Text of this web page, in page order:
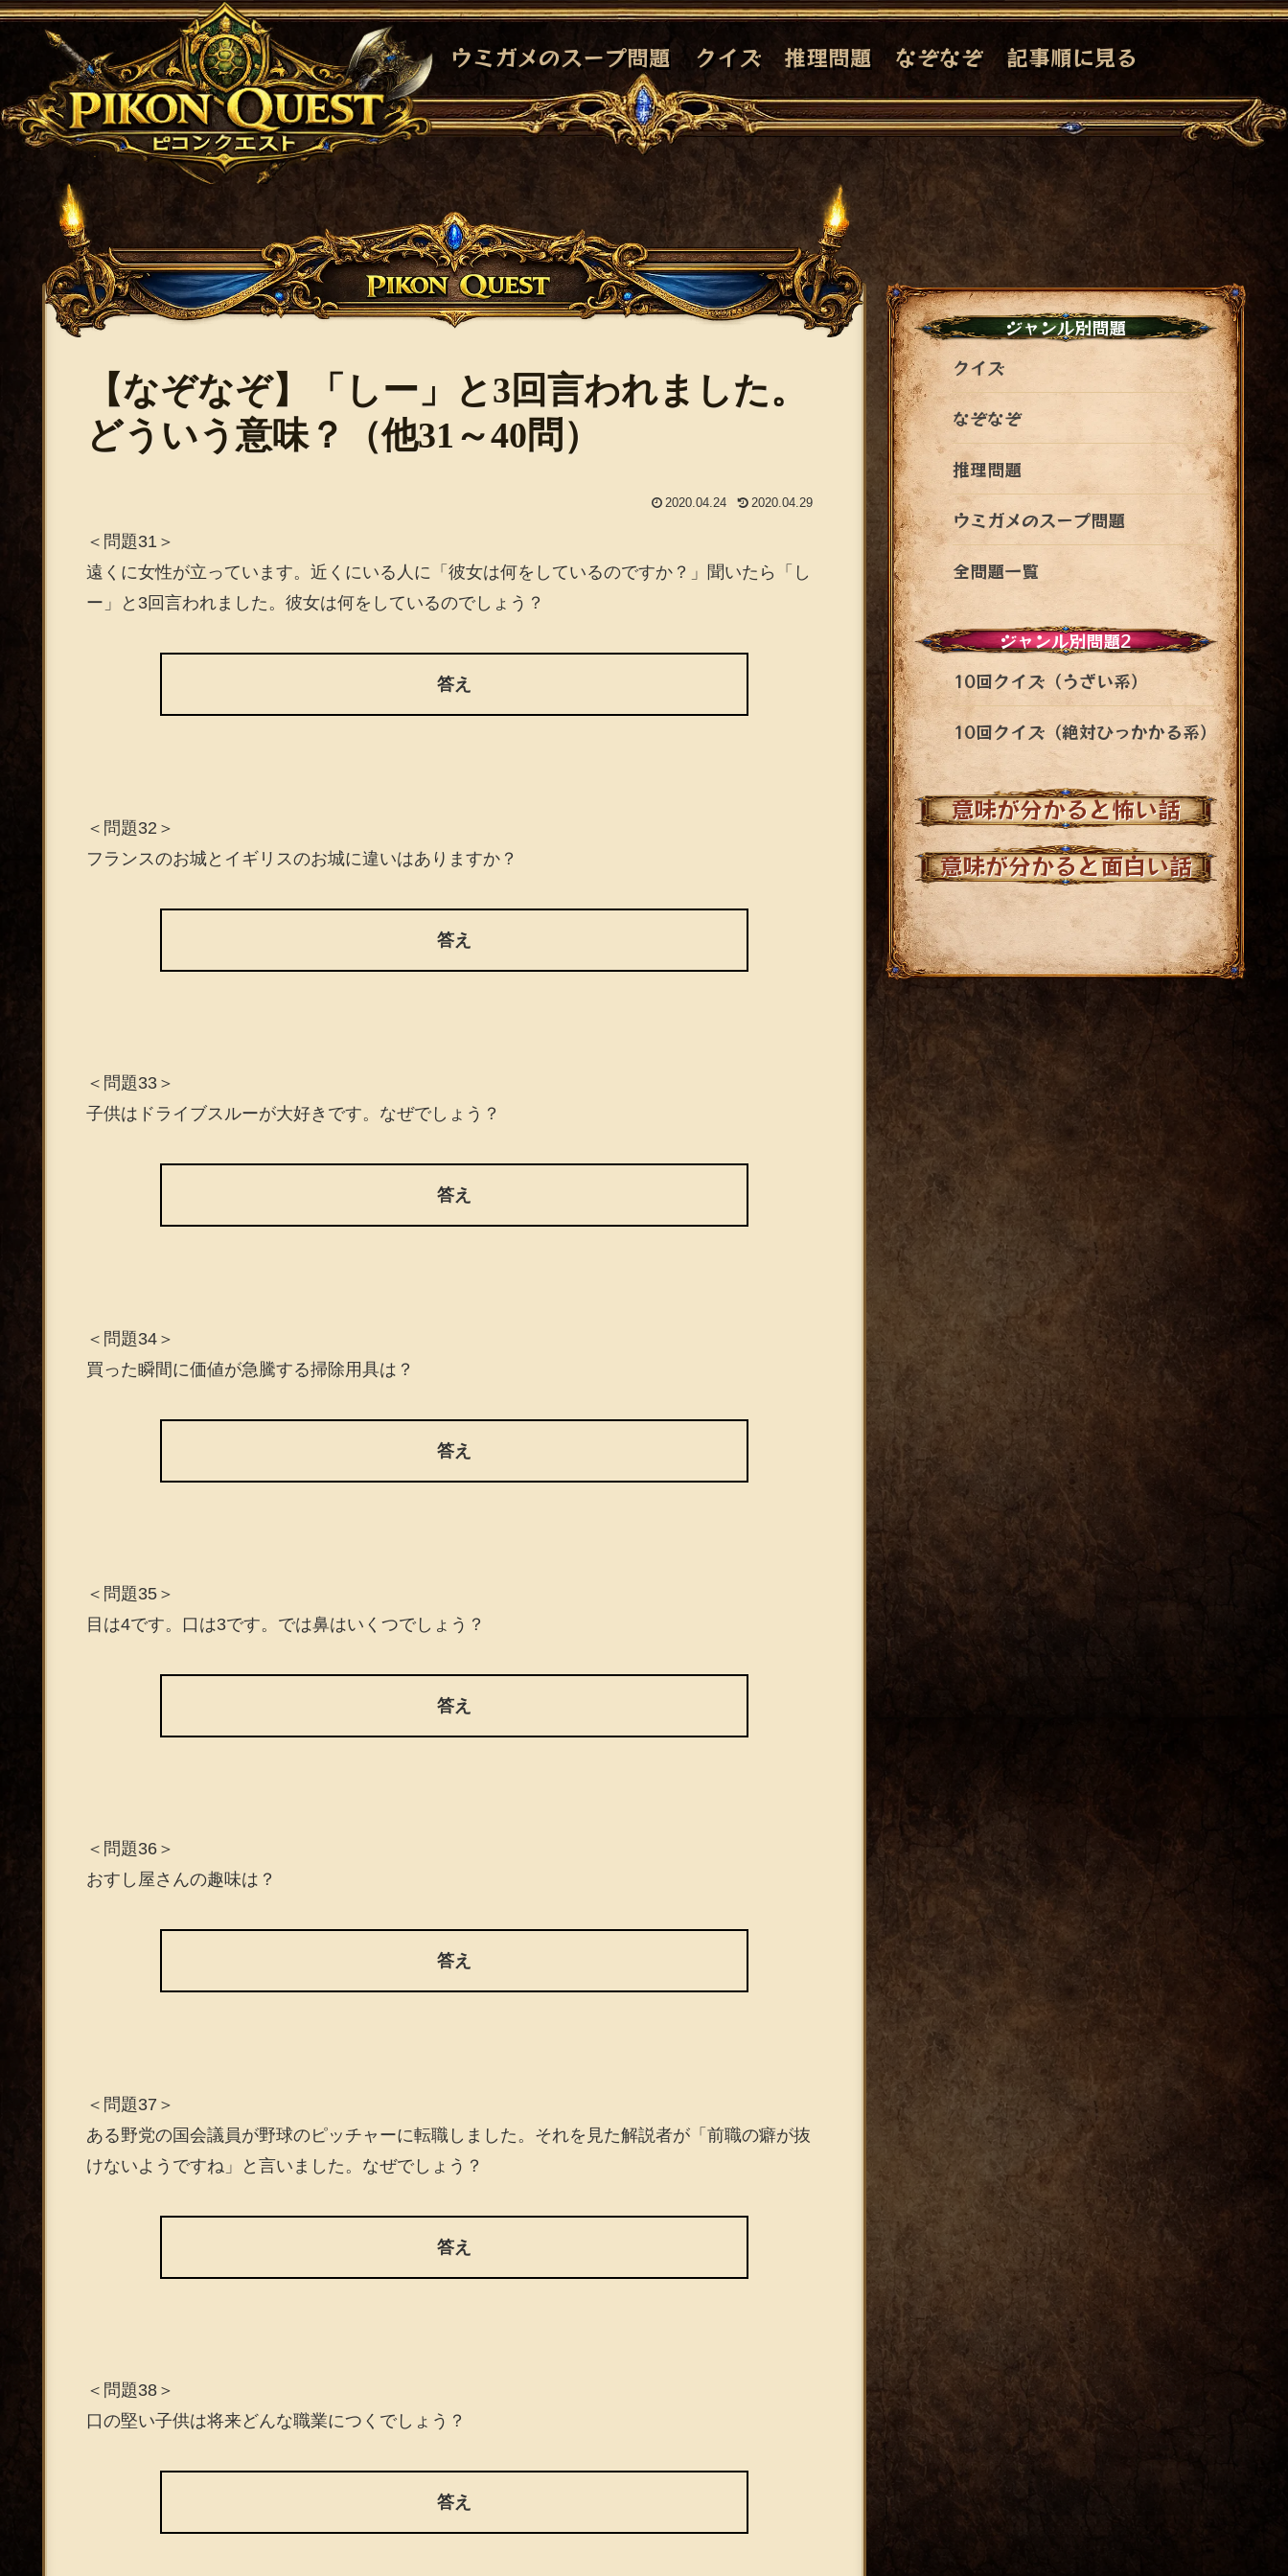
ウミガメのスープ問題 クイズ 推理問題 なぞなぞ 記事順に見る
【なぞなぞ】「しー」と3回言われました。
どういう意味？（他31～40問）
2020.04.24 2020.04.29
＜問題31＞
遠くに女性が立っています。近くにいる人に「彼女は何をしているのですか？」聞いたら「し
ー」と3回言われました。彼女は何をしているのでしょう？
答え
＜問題32＞
フランスのお城とイギリスのお城に違いはありますか？
答え
＜問題33＞
子供はドライブスルーが大好きです。なぜでしょう？
答え
＜問題34＞
買った瞬間に価値が急騰する掃除用具は？
答え
＜問題35＞
目は4です。口は3です。では鼻はいくつでしょう？
答え
＜問題36＞
おすし屋さんの趣味は？
答え
＜問題37＞
ある野党の国会議員が野球のピッチャーに転職しました。それを見た解説者が「前職の癖が抜
けないようですね」と言いました。なぜでしょう？
答え
＜問題38＞
口の堅い子供は将来どんな職業につくでしょう？
答え
ジャンル別問題
クイズ
なぞなぞ
推理問題
ウミガメのスープ問題
全問題一覧
ジャンル別問題2
10回クイズ（うざい系）
10回クイズ（絶対ひっかかる系）
意味が分かると怖い話
意味が分かると面白い話